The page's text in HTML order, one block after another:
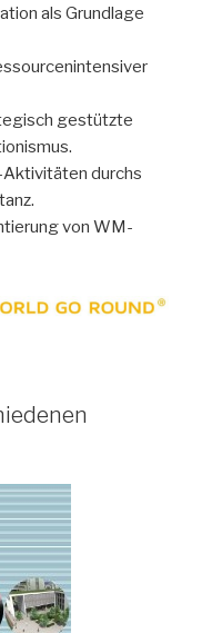
als Grundlage
gestützte
durchs
von WM-